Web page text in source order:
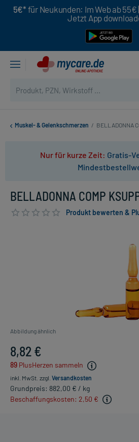
5€* für Neukunden: Im Web ab 55€
Jetzt App
Muskel- & Gelenkschmerzen / BELLADONNA
Nur für kurze Zeit: Gratis-
BELLADONNA COMP
Produkt bewerten &
Abbildung ähnlich
8,82 €
89 PlusHerzen sammeln
inkl. MwSt. zzgl. Versandkosten
Grundpreis: 882,00 € / kg
Beschaffungskosten: 2,50 €